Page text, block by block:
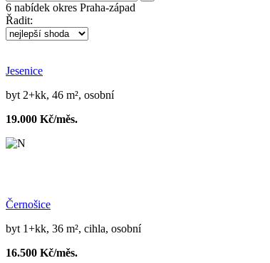
6 nabídek okres Praha-západ
Řadit:
Jesenice
byt 2+kk, 46 m², osobní
19.000 Kč/měs.
Černošice
byt 1+kk, 36 m², cihla, osobní
16.500 Kč/měs.